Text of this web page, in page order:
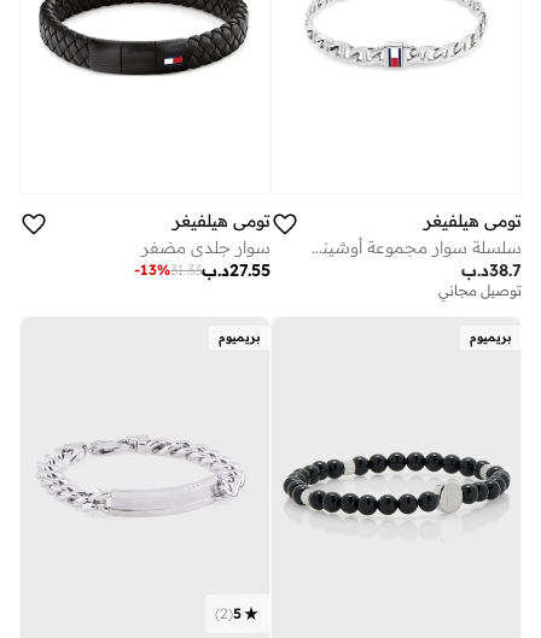
تومي هيلفيغر
سلسلة سوار مجموعة أوشينيك من الفولاذ المقاوم للصدأ
د.ب38.7
توصيل مجاني
تومي هيلفيغر
سوار جلدي مضفر
د.ب27.55
31.33
-13%
بريميوم بريميوم
5
(
2
)